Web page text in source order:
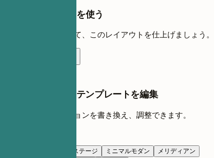
このテンプレートを使う
自分の経歴を追加して、このレイアウトを仕上げましょう。
AIチャットでこのテンプレートを編集
AIと一緒に各セクションを書き換え、調整できます。
プレステージ ミニマルモダン
メリディアン